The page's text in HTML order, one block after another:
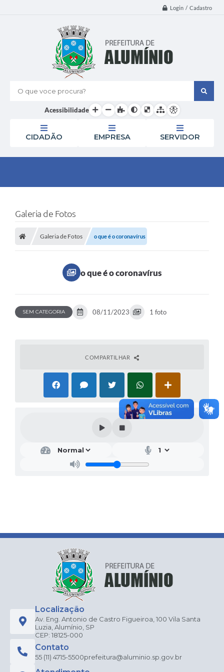
Login / Cadastro
O que voce procura?
Acessibilidade
CIDADÃO EMPRESA SERVIDOR
Galeria de Fotos
Galeria de Fotos o que é o coronavírus
o que é o coronavírus
SEM CATEGORIA 08/11/2023 1 foto
COMPARTILHAR
Localização
Av. Eng. Antonio de Castro Figueiroa, 100 Vila Santa
Luzia, Alumínio, SP
CEP: 18125-000
Contato
55 (11) 4715-5500prefeitura@aluminio.sp.gov.br